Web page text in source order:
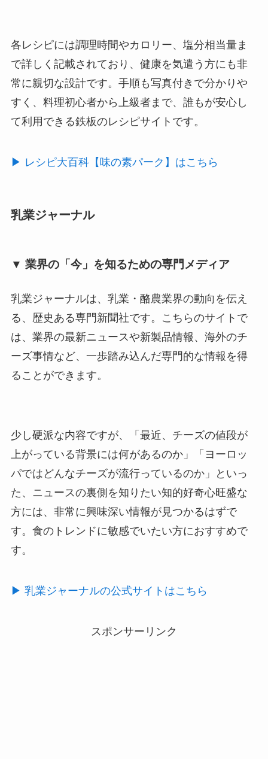
各レシピには調理時間やカロリー、塩分相当量ま
で詳しく記載されており、健康を気遣う方にも非
常に親切な設計です。手順も写真付きで分かりや
すく、料理初心者から上級者まで、誰もが安心し
て利用できる鉄板のレシピサイトです。
▶︎ レシピ大百科【味の素パーク】はこちら
乳業ジャーナル
▼ 業界の「今」を知るための専門メディア
乳業ジャーナルは、乳業・酪農業界の動向を伝え
る、歴史ある専門新聞社です。こちらのサイトで
は、業界の最新ニュースや新製品情報、海外のチ
ーズ事情など、一歩踏み込んだ専門的な情報を得
ることができます。
少し硬派な内容ですが、「最近、チーズの値段が
上がっている背景には何があるのか」「ヨーロッ
パではどんなチーズが流行っているのか」といっ
た、ニュースの裏側を知りたい知的好奇心旺盛な
方には、非常に興味深い情報が見つかるはずで
す。食のトレンドに敏感でいたい方におすすめで
す。
▶︎ 乳業ジャーナルの公式サイトはこちら
スポンサーリンク